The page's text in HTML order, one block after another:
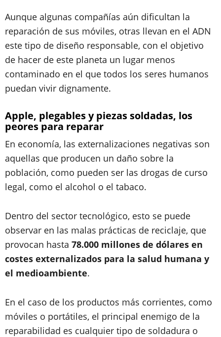
Aunque algunas compañías aún dificultan la
reparación de sus móviles, otras llevan en el ADN
este tipo de diseño responsable, con el objetivo
de hacer de este planeta un lugar menos
contaminado en el que todos los seres humanos
puedan vivir dignamente.
Apple, plegables y piezas soldadas, los
peores para reparar
En economía, las externalizaciones negativas son
aquellas que producen un daño sobre la
población, como pueden ser las drogas de curso
legal, como el alcohol o el tabaco.
Dentro del sector tecnológico, esto se puede
observar en las malas prácticas de reciclaje, que
provocan hasta 78.000 millones de dólares en
costes externalizados para la salud humana y
el medioambiente.
En el caso de los productos más corrientes, como
móviles o portátiles, el principal enemigo de la
reparabilidad es cualquier tipo de soldadura o